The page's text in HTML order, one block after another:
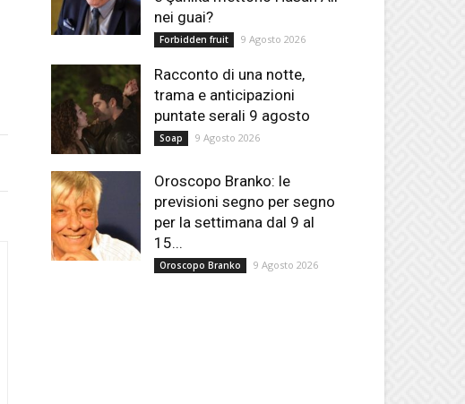
nei guai?
Forbidden fruit 9 Agosto 2026
Racconto di una notte,
trama e anticipazioni
puntate serali 9 agosto
Soap 9 Agosto 2026
Oroscopo Branko: le
previsioni segno per segno
per la settimana dal 9 al
15...
Oroscopo Branko 9 Agosto 2026